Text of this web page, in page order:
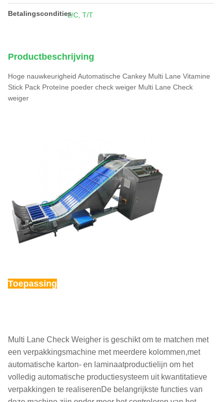
BetalingsconditiesL/C, T/T
Productbeschrijving
Hoge nauwkeurigheid Automatische Cankey Multi Lane Vitamine
Stick Pack Proteïne poeder check weiger Multi Lane Check
weiger
Toepassing
Multi Lane Check Weigher is geschikt om te matchen met
een verpakkingsmachine met meerdere kolommen,met
automatische karton- en laminaatproductielijn om het
volledig automatische productiesysteem uit kwantitatieve
verpakkingen te realiserenDe belangrijkste functies van